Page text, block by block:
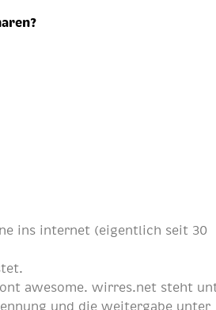
ins internet (eigentlich seit 30
awesome . wirres.net steht
und die weitergabe unter